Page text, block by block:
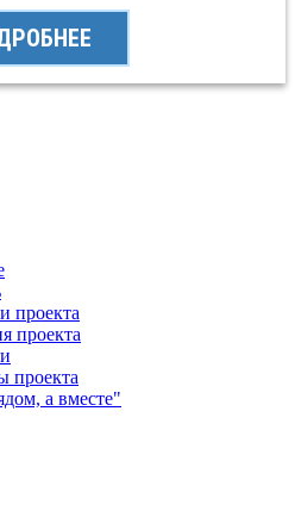
проекта
проекта
проекта
а вместе"